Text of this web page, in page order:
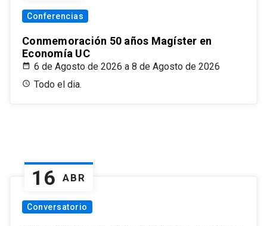
Conferencias
Conmemoración 50 años Magíster en
Economía UC
6 de Agosto de 2026 a 8 de Agosto de 2026
Todo el dia.
16 ABR
Conversatorio